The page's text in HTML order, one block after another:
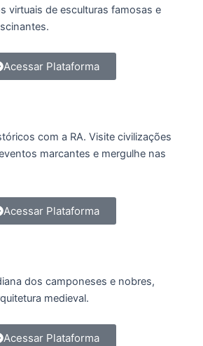
virtuais de esculturas famosas e
Acessar Plataforma
com a RA. Visite civilizações
marcantes e mergulhe nas
Acessar Plataforma
dos camponeses e nobres,
medieval.
Acessar Plataforma